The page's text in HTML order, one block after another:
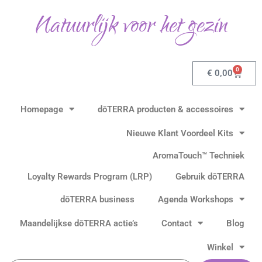
Natuurlijk voor het gezin
€ 0,00 0
Homepage dōTERRA producten & accessoires
Nieuwe Klant Voordeel Kits
AromaTouch™ Techniek
Loyalty Rewards Program (LRP)
Gebruik dōTERRA
dōTERRA business Agenda Workshops
Maandelijkse dōTERRA actie’s Contact Blog
Winkel